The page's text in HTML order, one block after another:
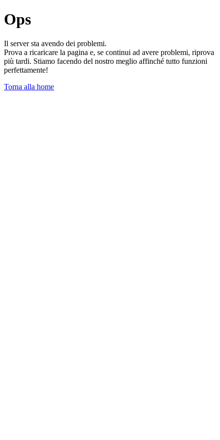
Ops
Il server sta avendo dei problemi.
Prova a ricaricare la pagina e, se continui ad avere problemi, riprova
più tardi. Stiamo facendo del nostro meglio affinché tutto funzioni
perfettamente!
Torna alla home